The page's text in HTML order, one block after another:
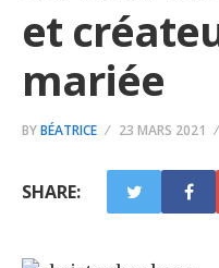
et
mariée
BYBÉATRICE 23 MARS 2021
SHARE: